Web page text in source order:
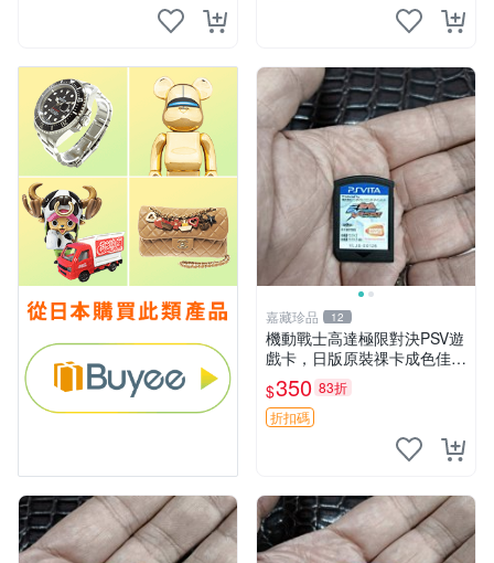
嘉藏珍品 12
機動戰士高達極限對決PSV遊
戲卡，日版原裝祼卡成色佳
機動戰士高達極限對決 PSV
日版 裸卡 成品
$350 83折
折扣碼